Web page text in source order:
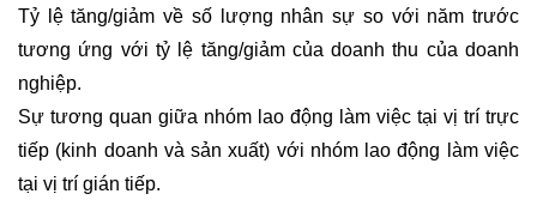
Tỷ lệ tăng/giảm về số lượng nhân sự so với năm trước
tương ứng với tỷ lệ tăng/giảm của doanh thu của doanh
nghiệp.
Sự tương quan giữa nhóm lao động làm việc tại vị trí trực
tiếp (kinh doanh và sản xuất) với nhóm lao động làm việc
tại vị trí gián tiếp.